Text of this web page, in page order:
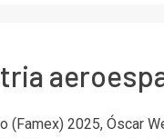
(Famex) 2025, Óscar